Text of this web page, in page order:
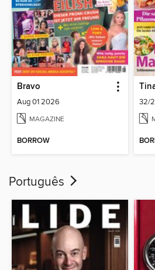
Bravo
Aug 01 2026
MAGAZINE
BORROW
32/
Português